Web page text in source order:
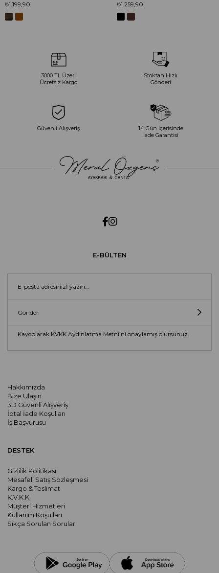
₺1.199,90
₺1.259,90
3000 TL Üzeri
Ücretsiz Kargo
Stoktan Hızlı
Gönderi
Güvenli Alışveriş
14 Gün İçerisinde
İade Garantisi
Hakkımızda
Bize Ulaşın
3D Güvenli Alışveriş
İptal İade Koşulları
İş Başvurusu
E-BÜLTEN
Gönder
Kaydolarak KVKK Aydınlatma Metni’ni onaylamış olursunuz.
DESTEK
Gizlilik Politikası
Mesafeli Satış Sözleşmesi
Kargo & Teslimat
K.V.K.K.
Müşteri Hizmetleri
Kullanım Koşulları
Sıkça Sorulan Sorular